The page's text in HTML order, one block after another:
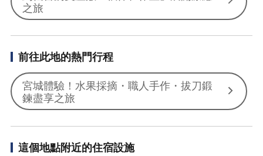
之旅
前往此地的熱門行程
宮城體驗！水果採摘・職人手作・拔刀鍛
鍊盡享之旅
這個地點附近的住宿設施